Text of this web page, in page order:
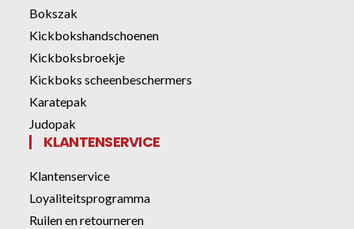
Bokszak
Kickbokshandschoenen
Kickboksbroekje
Kickboks scheenbeschermers
Karatepak
Judopak
KLANTENSERVICE
Klantenservice
Loyaliteitsprogramma
Ruilen en retourneren